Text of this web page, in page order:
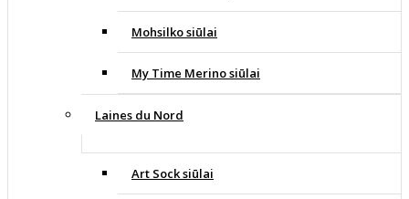
Mohsilko siūlai
My Time Merino siūlai
Laines du Nord
Art Sock siūlai